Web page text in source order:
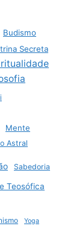
Budismo
Secreta
Mente
Astral
Sabedoria
Teosófica
Yoga